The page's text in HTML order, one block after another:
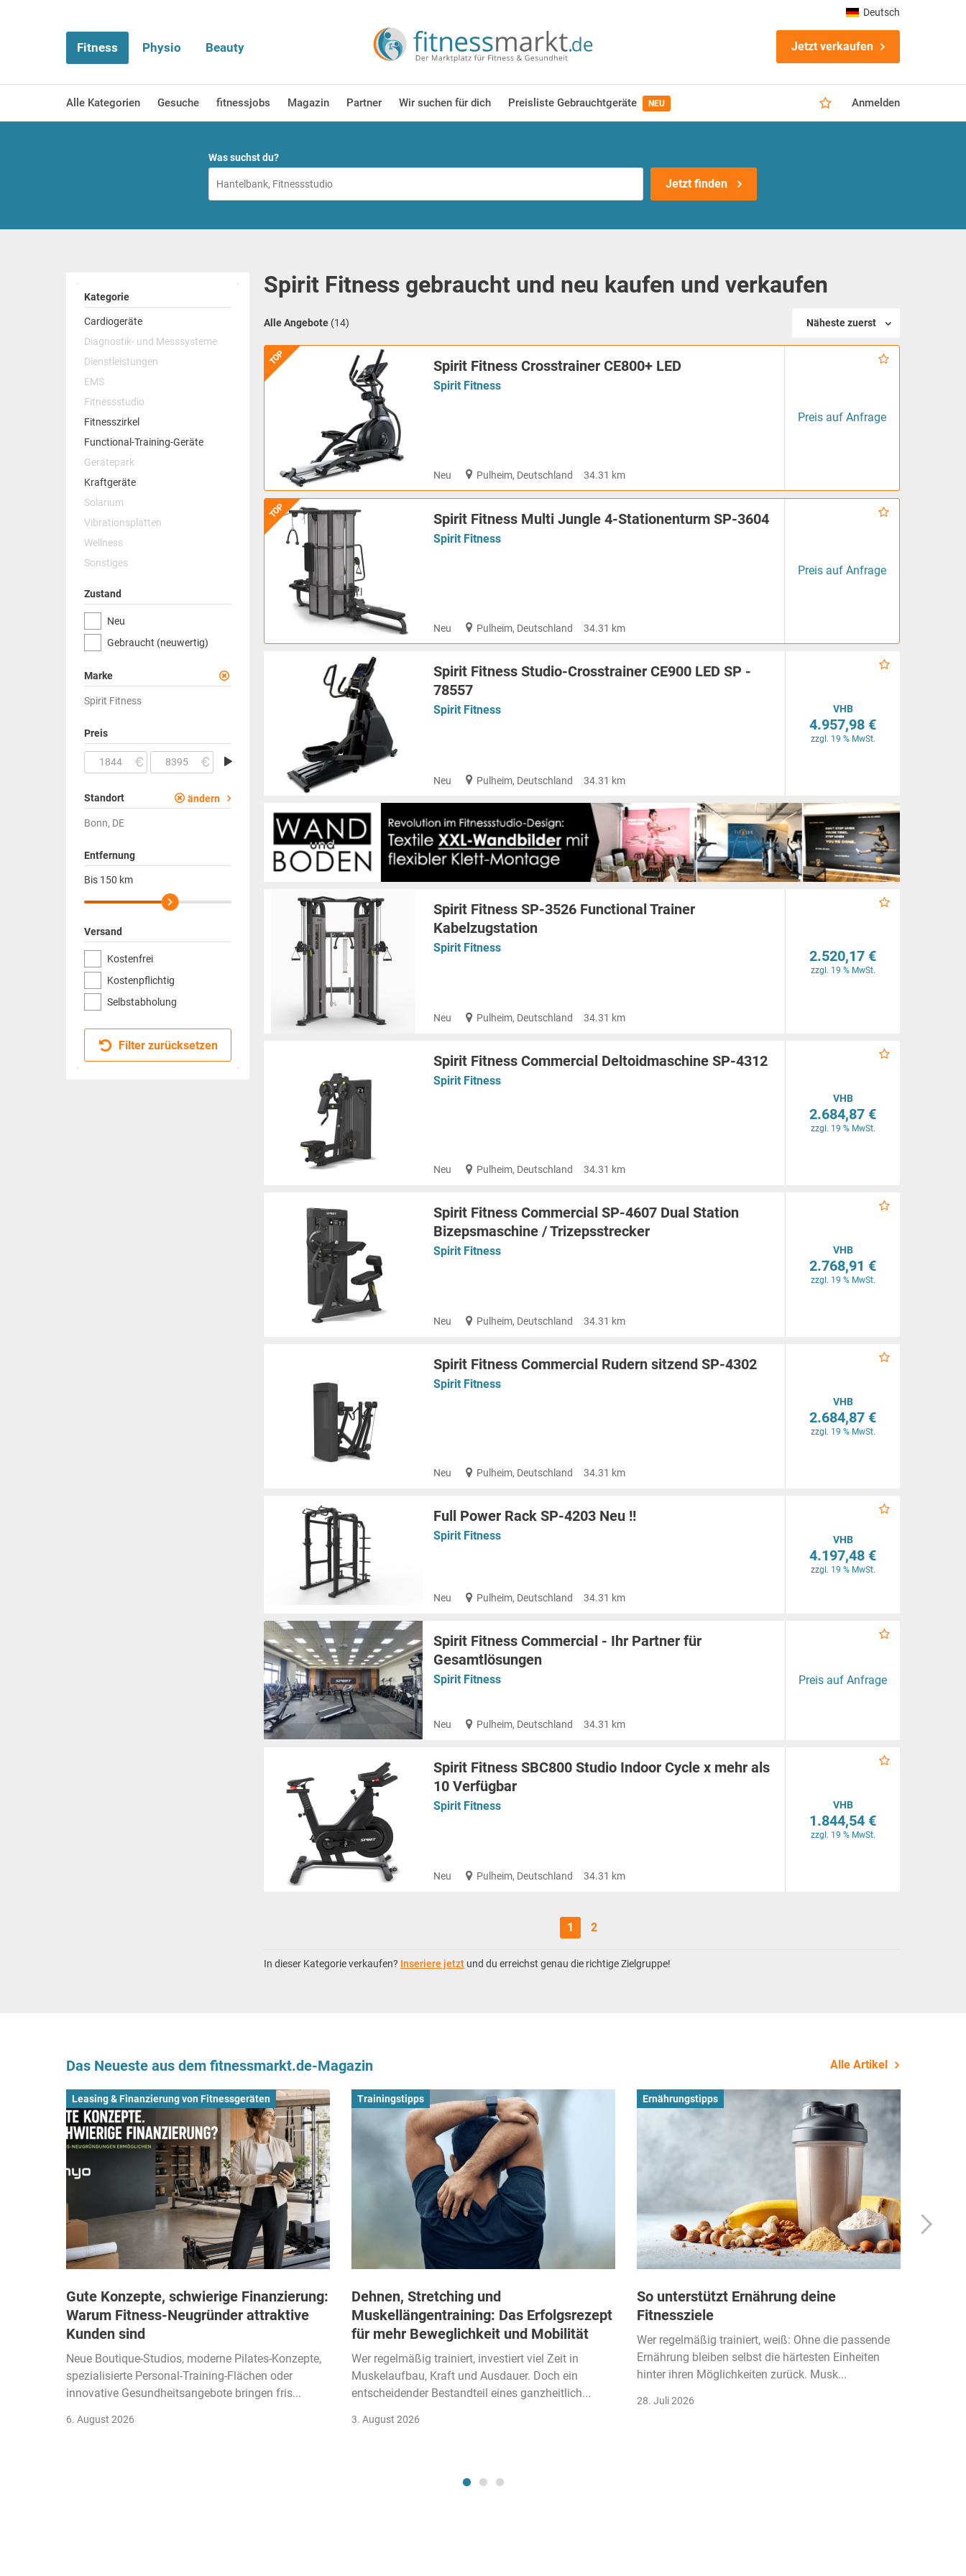
Fitness Physio Beauty Jetzt verkaufen
Alle Kategorien Gesuche fitnessjobs Magazin Partner Wir suchen für dich Preisliste Gebrauchtgeräte NEU Anmelden
Deutsch
Was suchst du?
Jetzt finden
Kategorie
Cardiogeräte
Diagnostik- und Messsysteme
Dienstleistungen
EMS
Fitnessstudio
Fitnesszirkel
Functional-Training-Geräte
Gerätepark
Kraftgeräte
Solarium
Vibrationsplatten
Wellness
Sonstiges
Zustand
Neu
Gebraucht (neuwertig)
Marke
Spirit Fitness
Preis
Standort ändern
Bonn, DE
Entfernung
Bis 150 km
Versand
Kostenfrei
Kostenpflichtig
Selbstabholung
Filter zurücksetzen
Spirit Fitness gebraucht und neu kaufen und verkaufen
Alle Angebote (14) Näheste zuerst
TOP Spirit Fitness Crosstrainer CE800+ LED
Spirit Fitness
Neu Pulheim, Deutschland 34.31 km
Preis auf Anfrage
TOP Spirit Fitness Multi Jungle 4-Stationenturm SP-3604
Spirit Fitness
Neu Pulheim, Deutschland 34.31 km
Preis auf Anfrage
Spirit Fitness Studio-Crosstrainer CE900 LED SP -
78557
Spirit Fitness
Neu Pulheim, Deutschland 34.31 km
VHB
4.957,98 €
zzgl. 19 % MwSt.
Spirit Fitness SP-3526 Functional Trainer
Kabelzugstation
Spirit Fitness
Neu Pulheim, Deutschland 34.31 km
2.520,17 €
zzgl. 19 % MwSt.
Spirit Fitness Commercial Deltoidmaschine SP-4312
Spirit Fitness
Neu Pulheim, Deutschland 34.31 km
VHB
2.684,87 €
zzgl. 19 % MwSt.
Spirit Fitness Commercial SP-4607 Dual Station
Bizepsmaschine / Trizepsstrecker
Spirit Fitness
Neu Pulheim, Deutschland 34.31 km
VHB
2.768,91 €
zzgl. 19 % MwSt.
Spirit Fitness Commercial Rudern sitzend SP-4302
Spirit Fitness
Neu Pulheim, Deutschland 34.31 km
VHB
2.684,87 €
zzgl. 19 % MwSt.
Full Power Rack SP-4203 Neu !!
Spirit Fitness
Neu Pulheim, Deutschland 34.31 km
VHB
4.197,48 €
zzgl. 19 % MwSt.
Spirit Fitness Commercial - Ihr Partner für
Gesamtlösungen
Spirit Fitness
Neu Pulheim, Deutschland 34.31 km
Preis auf Anfrage
Spirit Fitness SBC800 Studio Indoor Cycle x mehr als
10 Verfügbar
Spirit Fitness
Neu Pulheim, Deutschland 34.31 km
VHB
1.844,54 €
zzgl. 19 % MwSt.
1 2
In dieser Kategorie verkaufen? Inseriere jetzt und du erreichst genau die richtige Zielgruppe!
Das Neueste aus dem fitnessmarkt.de-Magazin Alle Artikel
Leasing & Finanzierung von Fitnessgeräten
Gute Konzepte, schwierige Finanzierung:
Warum Fitness-Neugründer attraktive
Kunden sind
Neue Boutique-Studios, moderne Pilates-Konzepte,
spezialisierte Personal-Training-Flächen oder
innovative Gesundheitsangebote bringen fris...
6. August 2026
Trainingstipps
Dehnen, Stretching und
Muskellängentraining: Das Erfolgsrezept
für mehr Beweglichkeit und Mobilität
Wer regelmäßig trainiert, investiert viel Zeit in
Muskelaufbau, Kraft und Ausdauer. Doch ein
entscheidender Bestandteil eines ganzheitlich...
3. August 2026
Ernährungstipps
So unterstützt Ernährung deine
Fitnessziele
Wer regelmäßig trainiert, weiß: Ohne die passende
Ernährung bleiben selbst die härtesten Einheiten
hinter ihren Möglichkeiten zurück. Musk...
28. Juli 2026